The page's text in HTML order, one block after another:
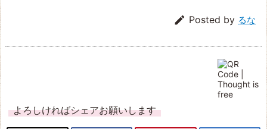
 Posted by るな
よろしければシェアお願いします